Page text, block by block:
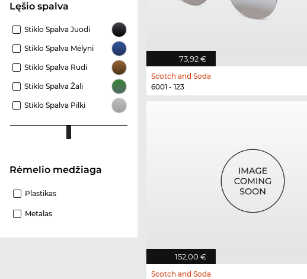
Lęšio spalva
Stiklo Spalva Juodi
Stiklo Spalva Mėlyni
Stiklo Spalva Rudi
Stiklo Spalva Žali
Stiklo Spalva Pilki
Rėmelio medžiaga
Plastikas
Metalas
73,92 €
Scotch and Soda
6001 - 123
152,00 €
Scotch and Soda